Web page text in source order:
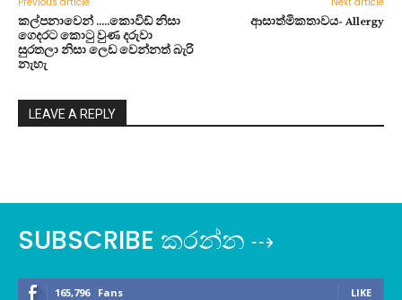
කල්පනාවෙන් …..කොවිඩ් නිසා
ගෙදරට කොටු වුණ දරුවා
සුරතලා නිසා ලෙඩ වෙන්නත් බැරි
නැහැ
ආසාත්මිකතාවය- Allergy
LEAVE A REPLY
SUBSCRIBE කරන්න ⇢
165,796 Fans LIKE